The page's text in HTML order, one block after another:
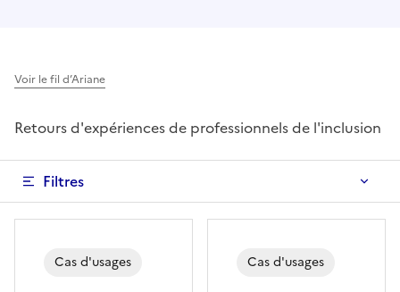
Voir le fil d’Ariane
Retours d'expériences de professionnels de l'inclusion
Filtres
Cas d'usages Cas d'usages